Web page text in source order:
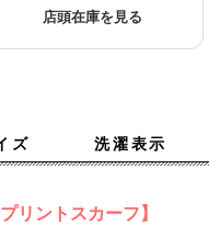
店頭在庫を見る
ズ 洗濯表示
リントスカーフ】